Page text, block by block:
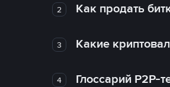
2 Как продать
3 Какие
4 Глоссарий P2P-